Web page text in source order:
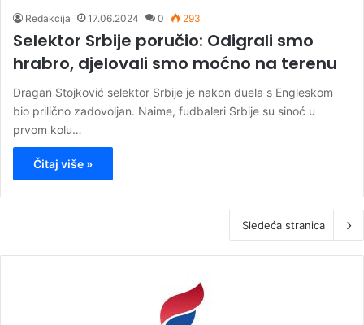
Redakcija 17.06.2024 0 293
Selektor Srbije poručio: Odigrali smo
hrabro, djelovali smo moćno na terenu
Dragan Stojković selektor Srbije je nakon duela s Engleskom
bio prilično zadovoljan. Naime, fudbaleri Srbije su sinoć u
prvom kolu…
Čitaj više »
Sledeća stranica